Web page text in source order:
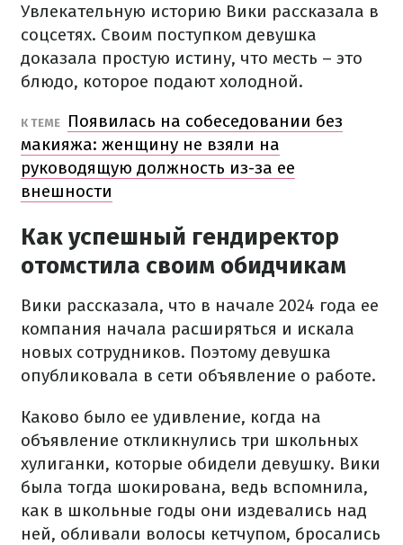
Увлекательную историю Вики рассказала в
соцсетях. Своим поступком девушка
доказала простую истину, что месть – это
блюдо, которое подают холодной.
К ТЕМЕ
Появилась на собеседовании без
макияжа: женщину не взяли на
руководящую должность из-за ее
внешности
Как успешный гендиректор
отомстила своим обидчикам
Вики рассказала, что в начале 2024 года ее
компания начала расширяться и искала
новых сотрудников. Поэтому девушка
опубликовала в сети объявление о работе.
Каково было ее удивление, когда на
объявление откликнулись три школьных
хулиганки, которые обидели девушку. Вики
была тогда шокирована, ведь вспомнила,
как в школьные годы они издевались над
ней, обливали волосы кетчупом, бросались